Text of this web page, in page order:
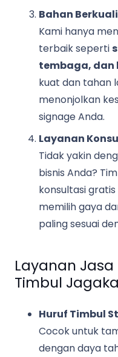
Bahan
Kami hanya
terbaik seperti
tembaga, dan
kuat dan tahan
menonjolkan
signage Anda.
Layanan
Tidak yakin
bisnis Anda?
konsultasi
memilih gaya
paling sesuai
Layanan
Timbul
Huruf Timbul
Cocok untuk
dengan daya